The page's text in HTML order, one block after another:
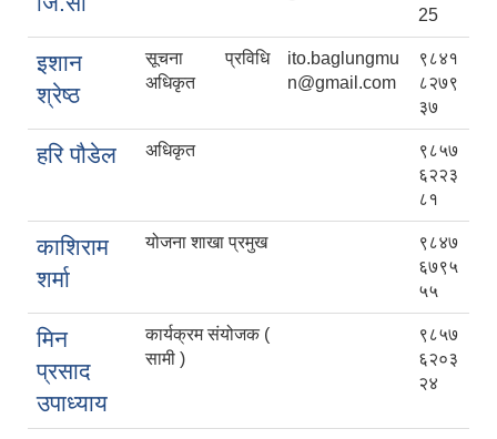
25
इशान
श्रेष्ठ
सूचना प्रविधि
अधिकृत
ito.baglungmu
n@gmail.com
९८४१
८२७९
३७
हरि पौडेल अधिकृत
९८५७
६२२३
८१
काशिराम
शर्मा
योजना शाखा प्रमुख
९८४७
६७९५
५५
मिन
प्रसाद
उपाध्याय
कार्यक्रम संयोजक (
सामी )
९८५७
६२०३
२४